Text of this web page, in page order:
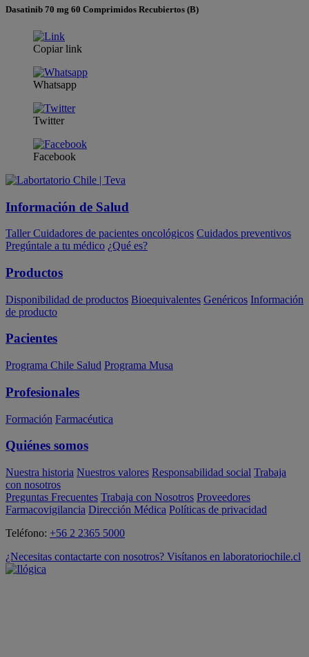
Dasatinib 70 mg 60 Comprimidos Recubiertos (B)
Copiar link
Whatsapp
Twitter
Facebook
Información de Salud
Taller Cuidadores de pacientes oncológicos Cuidados preventivos
Pregúntale a tu médico ¿Qué es?
Productos
Disponibilidad de productos Bioequivalentes Genéricos Información
de producto
Pacientes
Programa Chile Salud Programa Musa
Profesionales
Formación Farmacéutica
Quiénes somos
Nuestra historia Nuestros valores Responsabilidad social Trabaja
con nosotros
Preguntas Frecuentes Trabaja con Nosotros Proveedores
Farmacovigilancia Dirección Médica Políticas de privacidad
Teléfono: +56 2 2365 5000
¿Necesitas contactarte con nosotros? Visítanos en laboratoriochile.cl